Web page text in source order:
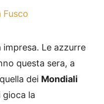
Fusco
impresa. Le azzurre
questa sera, a
dei Mondiali
gioca la